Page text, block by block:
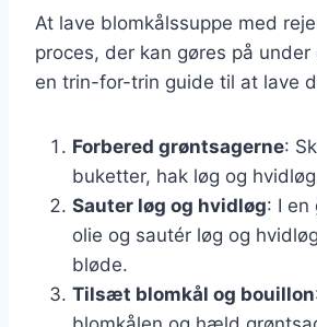
At lave blomkålssuppe med
proces, der kan gøres på
en trin-for-trin guide til at lave
Forbered grøntsagerne:
buketter, hak løg og
Sauter løg og hvidløg: I en
olie og sautér løg og
bløde.
Tilsæt blomkål og bouillon